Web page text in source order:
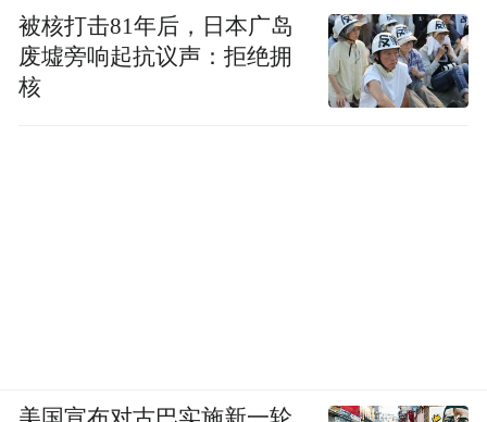
被核打击81年后，日本广岛
废墟旁响起抗议声：拒绝拥
核